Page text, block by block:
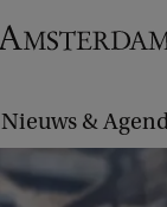
Nieuws &